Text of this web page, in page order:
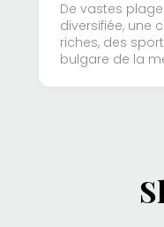
De vastes
diversifiée, une
riches, des
bulgare de la